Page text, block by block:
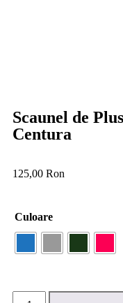
Scaunel de
Centura
125,00 Ron
Culoare